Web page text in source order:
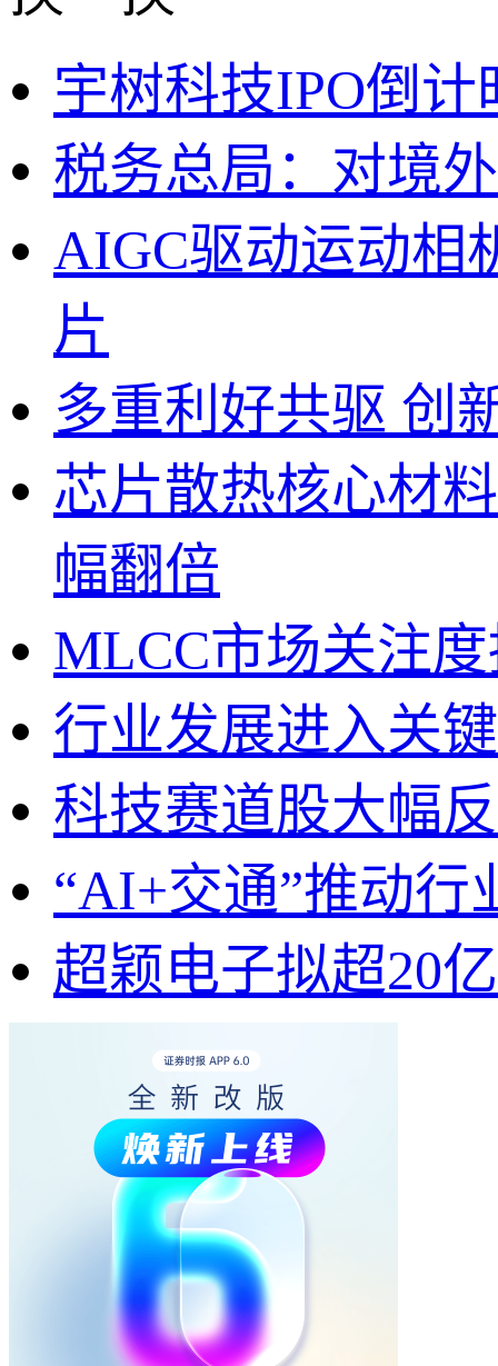
宇树科技IPO倒
税务总局：对境
AIGC驱动运动相
片
多重利好共驱 创
芯片散热核心材
幅翻倍
MLCC市场关注
行业发展进入关
科技赛道股大幅
“AI+交通”推动行
超颖电子拟超20